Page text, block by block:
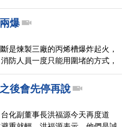
成功復耕小麥，讓麥寮再飄麥
污染的刻版印象。
爆
是煉製三廠的丙烯槽爆炸起火，
防人員一度只能用圍堵的方式，
的民眾表示，同一個地點去年七
後會先停再說
化副董事長洪福源今天再度道